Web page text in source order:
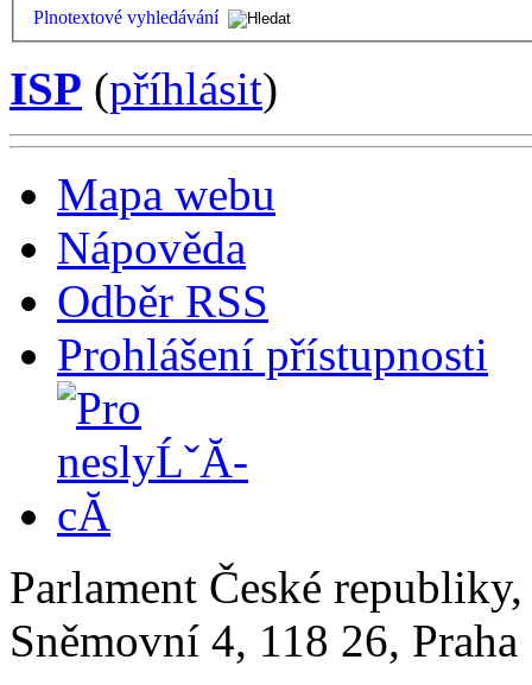
Plnotextové vyhledávání
ISP (příhlásit)
Mapa webu
Nápověda
Odběr RSS
Prohlášení přístupnosti
Parlament České
Sněmovní 4, 118 26,